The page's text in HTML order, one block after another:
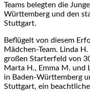
Teams belegten die
Württemberg und den
Stuttgart.
Beflügelt von diesem
Mädchen-Team. Linda
großen Starterfeld von
Marta H., Emma M. und
in Baden-Württemberg
Stuttgart, ein